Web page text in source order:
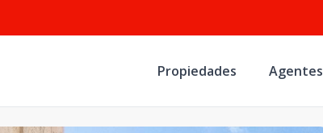
Propiedades Agentes